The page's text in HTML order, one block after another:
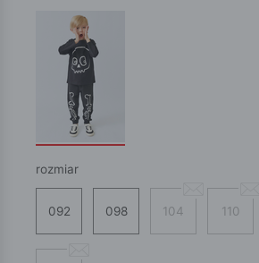
rozmiar
092 098 104 110